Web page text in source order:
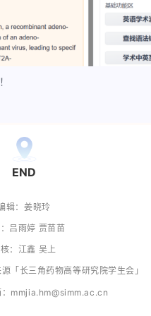
END
辑：姜晓玲
吕雨婷 贾苗苗
：江鑫 吴上
「长三角药物高等研究院学生会」
mmjia.hm@simm.ac.cn